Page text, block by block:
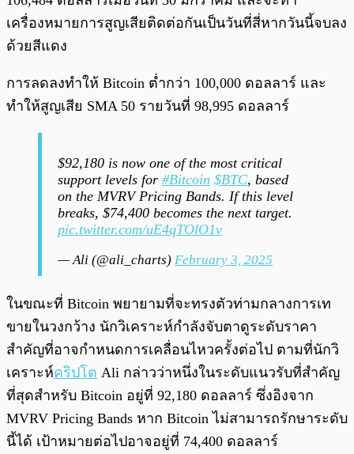
เครื่องหมายการสูญเสียติดต่อกันเป็นวันที่สี่หากวันนี้จบลง
ด้วยสีแดง
การลดลงทำให้ Bitcoin ต่ำกว่า 100,000 ดอลลาร์ และ
ทำให้สูญเสีย SMA 50 รายวันที่ 98,995 ดอลลาร์
$92,180 is now one of the most critical
support levels for #Bitcoin $BTC, based
on the MVRV Pricing Bands. If this level
breaks, $74,400 becomes the next target.
pic.twitter.com/uE4qTOlO1v
— Ali (@ali_charts) February 3, 2025
ในขณะที่ Bitcoin พยายามที่จะทรงตัวท่ามกลางการเท
ขายในวงกว้าง นักวิเคราะห์กำลังจับตาดูระดับราคา
สำคัญที่อาจกำหนดการเคลื่อนไหวครั้งต่อไป ตามที่นักวิ
เคราะห์คริปโต Ali กล่าวว่าหนึ่งในระดับแนวรับที่สำคัญ
ที่สุดสำหรับ Bitcoin อยู่ที่ 92,180 ดอลลาร์ ซึ่งอิงจาก
MVRV Pricing Bands หาก Bitcoin ไม่สามารถรักษาระดับ
นี้ได้ เป้าหมายต่อไปอาจอยู่ที่ 74,400 ดอลลาร์